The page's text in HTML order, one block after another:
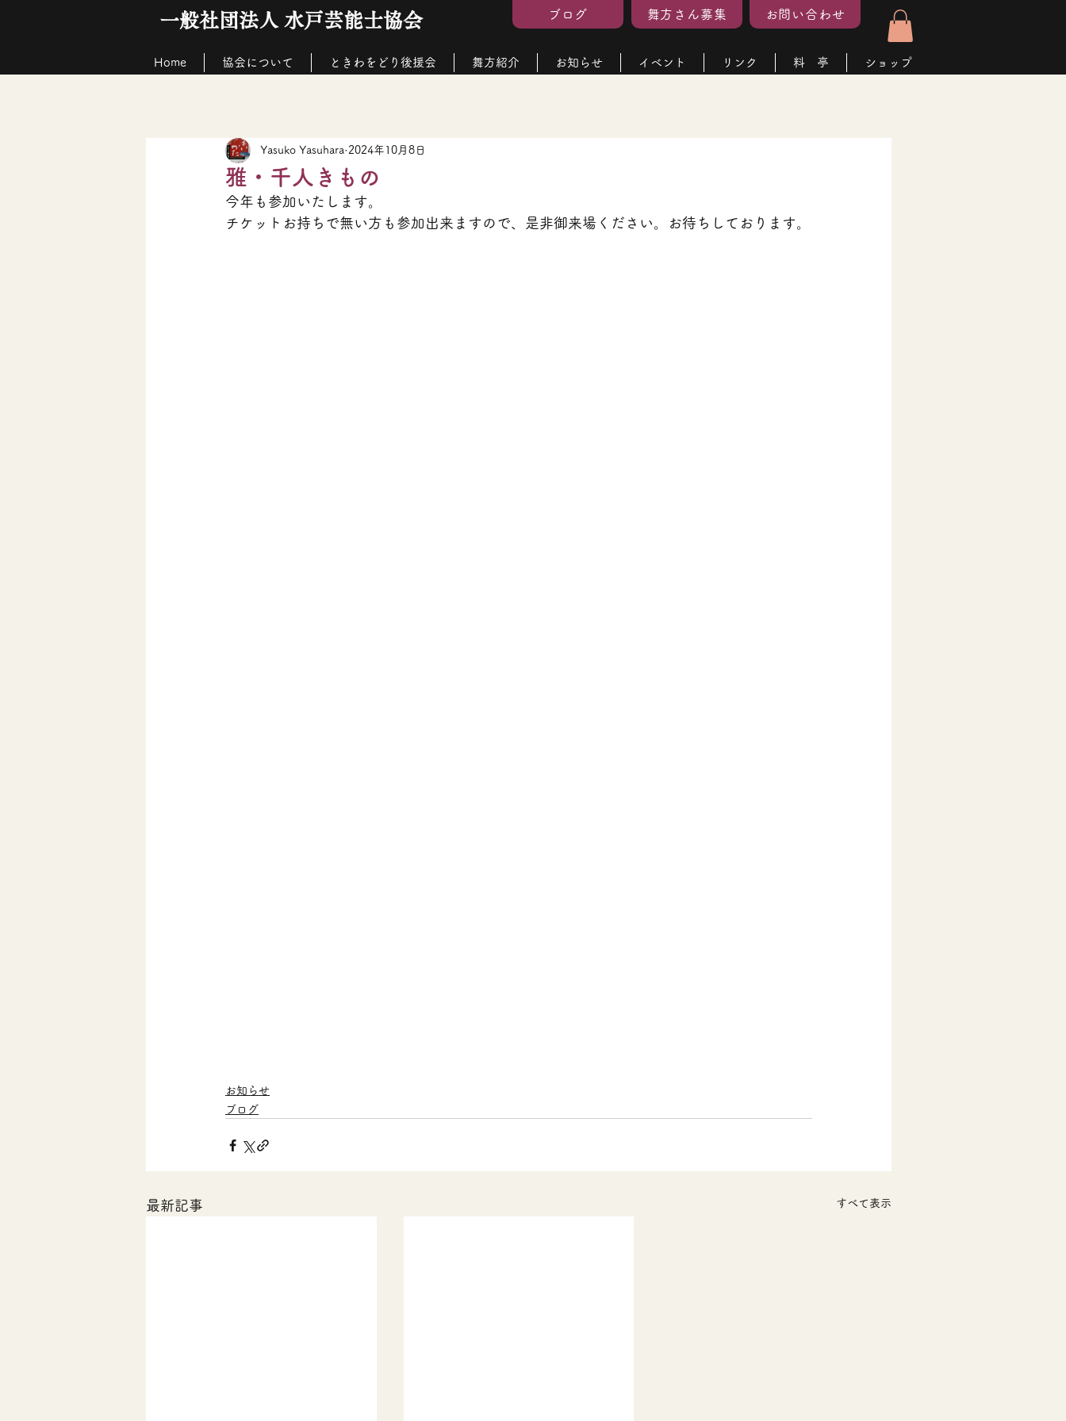
一般社団法人 水戸芸能士協会 ブログ 舞方さん募集 お問い合わせ
Home 協会について ときわをどり後援会 舞方紹介 お知らせ イベント リンク 料 亭 ショップ
雅・千人きもの
Yasuko Yasuhara 2024年10月8日
今年も参加いたします。
チケットお持ちで無い方も参加出来ますので、是非御来場ください。お待ちしております。
お知らせ
ブログ
最新記事 すべて表示